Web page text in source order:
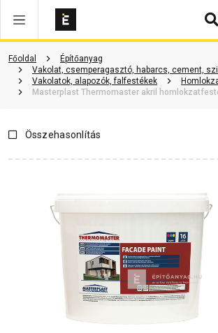
Főoldal
Építőanyag
Vakolat, csemperagasztó, habarcs, cement,
Vakolatok, alapozók, falfestékek
Masterplast Thermomaster akril
Termékinformáció
Összehasonlítás